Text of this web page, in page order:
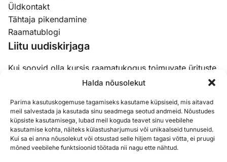
Halda nõusolekut
Parima kasutuskogemuse tagamiseks kasutame küpsiseid, mis aitavad
meil salvestada ja kasutada sinu seadmega seotud andmeid. Nõustudes
küpsiste kasutamisega, lubad meil koguda teavet sinu veebilehe
kasutamise kohta, näiteks külastusharjumusi või unikaalseid tunnuseid.
Kui sa ei anna nõusolekut või otsustad selle hiljem tagasi võtta, ei pruugi
mõned veebilehe funktsioonid töötada nii nagu ette nähtud.
Üldkontakt
Tähtaja pikendamine
Raamatublogi
Liitu uudiskirjaga
Kui soovid olla kursis raamatukogus toimuvate ürituste,
koolituste ja uudistega, siis liitu meie uudiskirjaga.
Email (Required)